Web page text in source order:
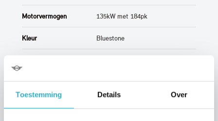
Toestemming Details Over
Motorvermogen 135kW met 184pk
Kleur Bluestone
Btw/Marge BTW